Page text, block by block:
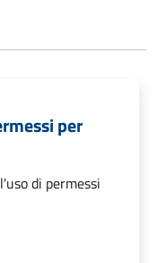
per
di permessi